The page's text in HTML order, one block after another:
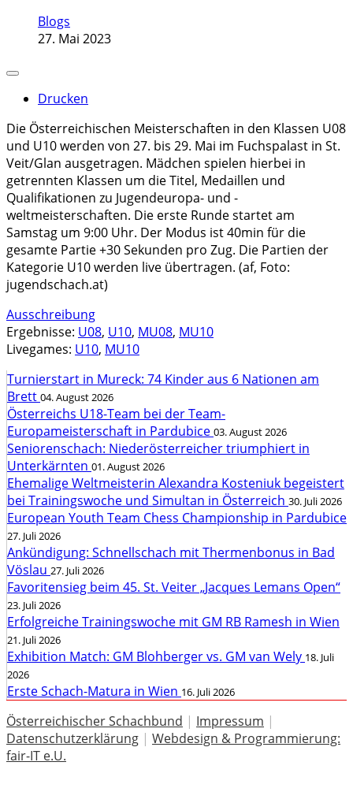
Blogs
27. Mai 2023
Drucken
Die Österreichischen Meisterschaften in den Klassen U08
und U10 werden von 27. bis 29. Mai im Fuchspalast in St.
Veit/Glan ausgetragen. Mädchen spielen hierbei in
getrennten Klassen um die Titel, Medaillen und
Qualifikationen zu Jugendeuropa- und -
weltmeisterschaften. Die erste Runde startet am
Samstag um 9:00 Uhr. Der Modus ist 40min für die
gesamte Partie +30 Sekunden pro Zug. Die Partien der
Kategorie U10 werden live übertragen. (af, Foto:
jugendschach.at)
Ausschreibung
Ergebnisse: U08, U10, MU08, MU10
Livegames: U10, MU10
Turnierstart in Mureck: 74 Kinder aus 6 Nationen am
Brett 04. August 2026
Österreichs U18-Team bei der Team-
Europameisterschaft in Pardubice 03. August 2026
Seniorenschach: Niederösterreicher triumphiert in
Unterkärnten 01. August 2026
Ehemalige Weltmeisterin Alexandra Kosteniuk begeistert
bei Trainingswoche und Simultan in Österreich 30. Juli 2026
European Youth Team Chess Championship in Pardubice
27. Juli 2026
Ankündigung: Schnellschach mit Thermenbonus in Bad
Vöslau 27. Juli 2026
Favoritensieg beim 45. St. Veiter „Jacques Lemans Open“
23. Juli 2026
Erfolgreiche Trainingswoche mit GM RB Ramesh in Wien
21. Juli 2026
Exhibition Match: GM Blohberger vs. GM van Wely 18. Juli
2026
Erste Schach-Matura in Wien 16. Juli 2026
Österreichischer Schachbund | Impressum |
Datenschutzerklärung | Webdesign & Programmierung:
fair-IT e.U.